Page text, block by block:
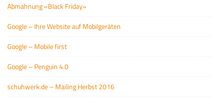
Abmahnung «Black Friday»
Google – Ihre Website auf Mobilgeräten
Google – Mobile first
Google – Penguin 4.0
schuhwerk.de – Mailing Herbst 2016